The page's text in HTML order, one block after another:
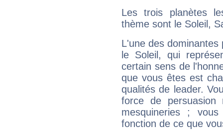
Les trois planètes
thème sont le Soleil,
L'une des
le Soleil, qui
certain sens de
que vous êtes est
qualités de leader.
force de
mesquineries ;
fonction de ce que